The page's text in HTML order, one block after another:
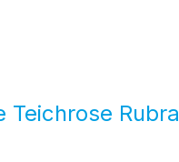
Teichrose Rubra